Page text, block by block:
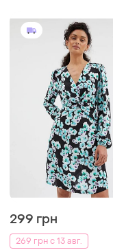
299 грн
269 грн с 13 авг.